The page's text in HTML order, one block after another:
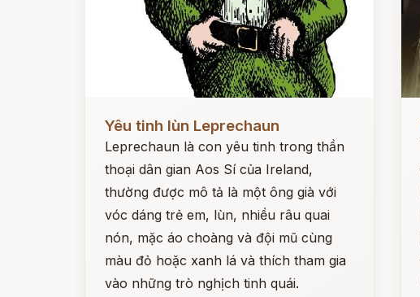
Yêu tinh lùn Leprechaun
Leprechaun là con yêu tinh trong thần
thoại dân gian Aos Sí của Ireland,
thường được mô tả là một ông già với
vóc dáng trẻ em, lùn, nhiều râu quai
nón, mặc áo choàng và đội mũ cùng
màu đỏ hoặc xanh lá và thích tham gia
vào những trò nghịch tinh quái.